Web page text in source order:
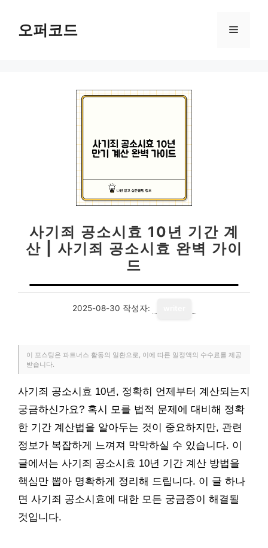
오퍼코드 메
사기죄 공소시효 10년 기간 계
산 | 사기죄 공소시효 완벽 가이
드
2025-08-30 작성자:
이 포스팅은 파트너스 활동의 일환으로, 이에 따른 일정액의 수수료를 제공
받습니다.
사기죄 공소시효 10년, 정확히 언제부터 계산되는지
궁금하신가요? 혹시 모를 법적 문제에 대비해 정확
한 기간 계산법을 알아두는 것이 중요하지만, 관련
정보가 복잡하게 느껴져 막막하실 수 있습니다. 이
글에서는 사기죄 공소시효 10년 기간 계산 방법을
핵심만 뽑아 명확하게 정리해 드립니다. 이 글 하나
면 사기죄 공소시효에 대한 모든 궁금증이 해결될
것입니다.